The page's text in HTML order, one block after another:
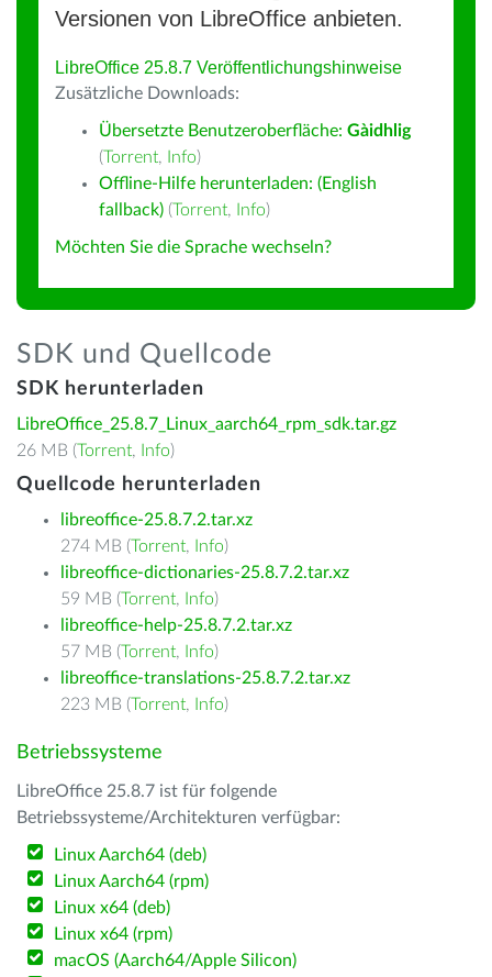
Versionen von LibreOffice anbieten.
LibreOffice 25.8.7 Veröffentlichungshinweise
Zusätzliche Downloads:
Übersetzte Benutzeroberfläche: Gàidhlig
(Torrent, Info)
Offline-Hilfe herunterladen: (English
fallback) (Torrent, Info)
Möchten Sie die Sprache wechseln?
SDK und Quellcode
SDK herunterladen
LibreOffice_25.8.7_Linux_aarch64_rpm_sdk.tar.gz
26 MB (Torrent, Info)
Quellcode herunterladen
libreoffice-25.8.7.2.tar.xz
274 MB (Torrent, Info)
libreoffice-dictionaries-25.8.7.2.tar.xz
59 MB (Torrent, Info)
libreoffice-help-25.8.7.2.tar.xz
57 MB (Torrent, Info)
libreoffice-translations-25.8.7.2.tar.xz
223 MB (Torrent, Info)
Betriebssysteme
LibreOffice 25.8.7 ist für folgende
Betriebssysteme/Architekturen verfügbar:
Linux Aarch64 (deb)
Linux Aarch64 (rpm)
Linux x64 (deb)
Linux x64 (rpm)
macOS (Aarch64/Apple Silicon)